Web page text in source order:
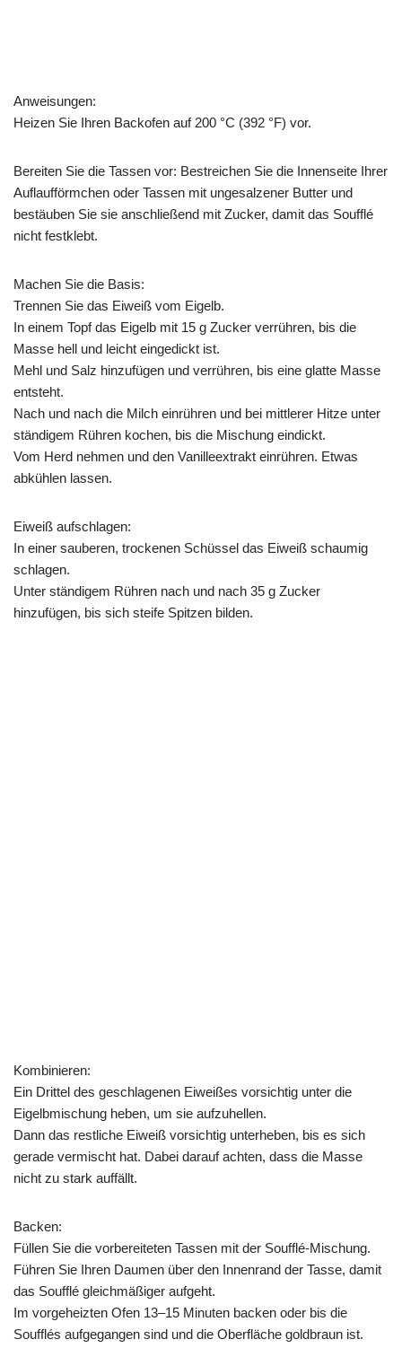
Anweisungen:
Heizen Sie Ihren Backofen auf 200 °C (392 °F) vor.
Bereiten Sie die Tassen vor: Bestreichen Sie die Innenseite Ihrer
Auflaufförmchen oder Tassen mit ungesalzener Butter und
bestäuben Sie sie anschließend mit Zucker, damit das Soufflé
nicht festklebt.
Machen Sie die Basis:
Trennen Sie das Eiweiß vom Eigelb.
In einem Topf das Eigelb mit 15 g Zucker verrühren, bis die
Masse hell und leicht eingedickt ist.
Mehl und Salz hinzufügen und verrühren, bis eine glatte Masse
entsteht.
Nach und nach die Milch einrühren und bei mittlerer Hitze unter
ständigem Rühren kochen, bis die Mischung eindickt.
Vom Herd nehmen und den Vanilleextrakt einrühren. Etwas
abkühlen lassen.
Eiweiß aufschlagen:
In einer sauberen, trockenen Schüssel das Eiweiß schaumig
schlagen.
Unter ständigem Rühren nach und nach 35 g Zucker
hinzufügen, bis sich steife Spitzen bilden.
Kombinieren:
Ein Drittel des geschlagenen Eiweißes vorsichtig unter die
Eigelbmischung heben, um sie aufzuhellen.
Dann das restliche Eiweiß vorsichtig unterheben, bis es sich
gerade vermischt hat. Dabei darauf achten, dass die Masse
nicht zu stark auffällt.
Backen:
Füllen Sie die vorbereiteten Tassen mit der Soufflé-Mischung.
Führen Sie Ihren Daumen über den Innenrand der Tasse, damit
das Soufflé gleichmäßiger aufgeht.
Im vorgeheizten Ofen 13–15 Minuten backen oder bis die
Soufflés aufgegangen sind und die Oberfläche goldbraun ist.